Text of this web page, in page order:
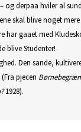
og derpaa hviler al
skal blive noget
har gaaet med
blive Studenter!
Den sande,
pjecen
1928).